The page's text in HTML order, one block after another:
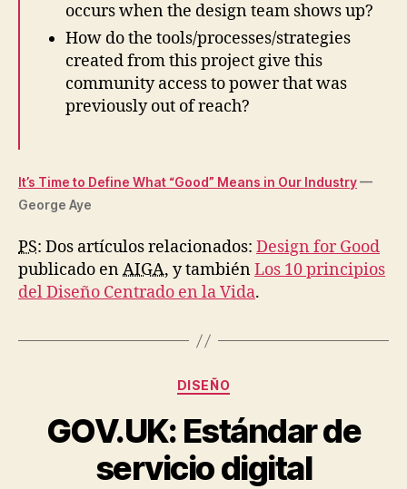
occurs when the design team shows up?
How do the tools/processes/strategies
created from this project give this
community access to power that was
previously out of reach?
It’s Time to Define What “Good” Means in Our Industry—
George Aye
PS: Dos artículos relacionados: Design for Good
publicado enAIGA, y tambiénLos 10 principios
del Diseño Centrado en la Vida.
Categorías
DISEÑO
GOV.UK: Estándar de
servicio digital